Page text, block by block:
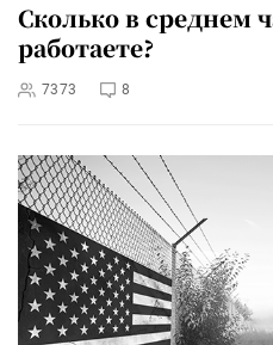
Сколько в среднем
работаете?
7373 8